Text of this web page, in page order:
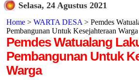
Selasa, 24 Agustus 2021
Home> WARTA DESA > Pemdes
Pembangunan Untuk Kesejahteraan Warga
Pemdes Watualang
Pembangunan Untuk
Warga